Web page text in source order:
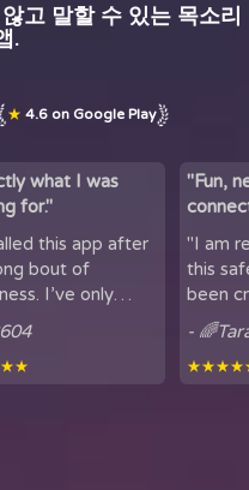
고 말할 수 있는 목소리
.
★ 4.6 on Google Play
what I was
for."
this app after
bout of
I’ve only
of time, but
able to hear
"Fun,
lov...
"I am
this
been
here.
got to
-